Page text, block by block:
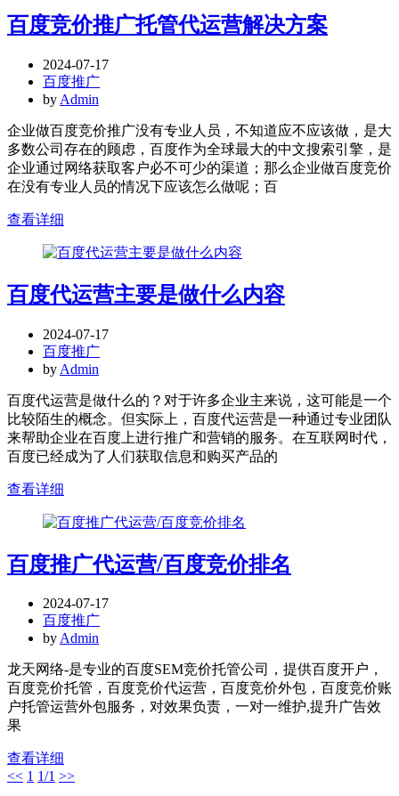
百度竞价推广托管代运营解决方案
2024-07-17
百度推广
by Admin
企业做百度竞价推广没有专业人员，不知道应不应该做，是大
多数公司存在的顾虑，百度作为全球最大的中文搜索引擎，是
企业通过网络获取客户必不可少的渠道；那么企业做百度竞价
在没有专业人员的情况下应该怎么做呢；百
查看详细
百度代运营主要是做什么内容
2024-07-17
百度推广
by Admin
百度代运营是做什么的？对于许多企业主来说，这可能是一个
比较陌生的概念。但实际上，百度代运营是一种通过专业团队
来帮助企业在百度上进行推广和营销的服务。在互联网时代，
百度已经成为了人们获取信息和购买产品的
查看详细
百度推广代运营/百度竞价排名
2024-07-17
百度推广
byAdmin
龙天网络-是专业的百度SEM竞价托管公司，提供百度开户，
百度竞价托管，百度竞价代运营，百度竞价外包，百度竞价账
户托管运营外包服务，对效果负责，一对一维护,提升广告效
果
查看详细
<< 1 1/1 >>